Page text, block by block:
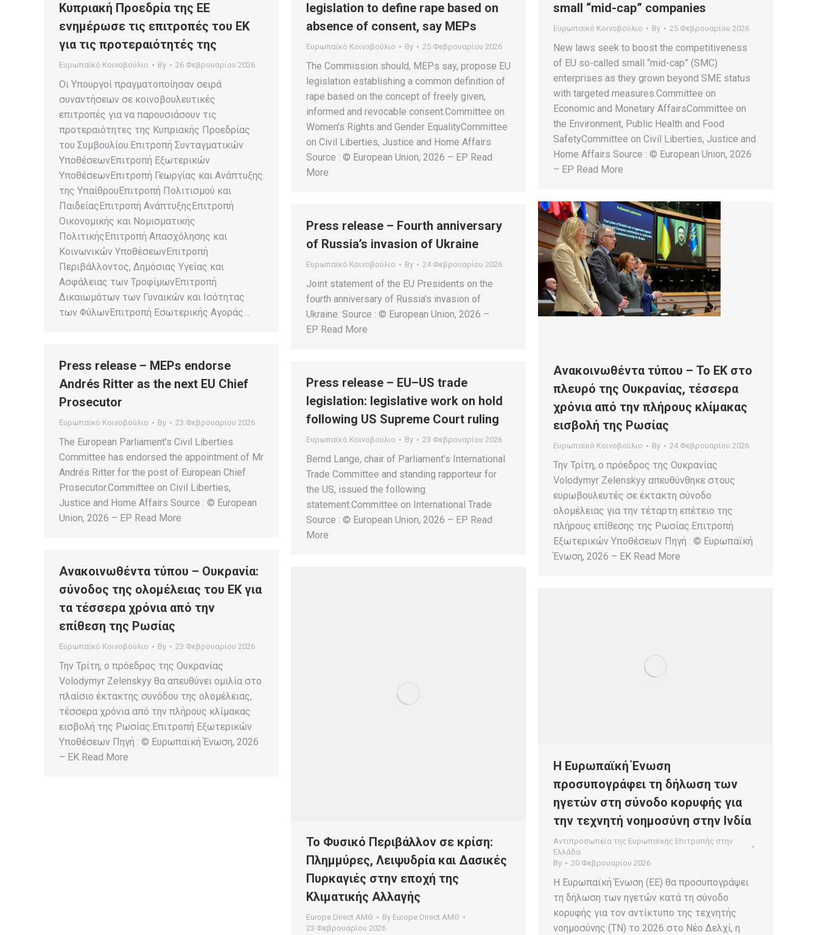
Κυπριακή Προεδρία της ΕΕ
ενημέρωσε τις επιτροπές του ΕΚ
για τις προτεραιότητές της
Ευρωπαϊκό Κοινοβούλιο By 26 Φεβρουαρίου 2026
Οι Υπουργοί πραγματοποίησαν σειρά
συναντήσεων σε κοινοβουλευτικές
επιτροπές για να παρουσιάσουν τις
προτεραιότητες της Κυπριακής Προεδρίας
του Συμβουλίου.Επιτροπή Συνταγματικών
ΥποθέσεωνΕπιτροπή Εξωτερικών
ΥποθέσεωνΕπιτροπή Γεωργίας και Ανάπτυξης
της ΥπαίθρουΕπιτροπή Πολιτισμού και
ΠαιδείαςΕπιτροπή ΑνάπτυξηςΕπιτροπή
Οικονομικής και Νομισματικής
ΠολιτικήςΕπιτροπή Απασχόλησης και
Κοινωνικών ΥποθέσεωνΕπιτροπή
Περιβάλλοντος, Δημόσιας Υγείας και
Ασφάλειας των ΤροφίμωνΕπιτροπή
Δικαιωμάτων των Γυναικών και Ισότητας
των ΦύλωνΕπιτροπή Εσωτερικής Αγοράς…
legislation to define rape based on
absence of consent, say MEPs
Ευρωπαϊκό Κοινοβούλιο By 25 Φεβρουαρίου 2026
The Commission should, MEPs say, propose EU
legislation establishing a common definition of
rape based on the concept of freely given,
informed and revocable consent.Committee on
Women’s Rights and Gender EqualityCommittee
on Civil Liberties, Justice and Home Affairs
Source : © European Union, 2026 – EP Read
More
small “mid-cap” companies
Ευρωπαϊκό Κοινοβούλιο By 25 Φεβρουαρίου 2026
New laws seek to boost the competitiveness
of EU so-called small “mid-cap” (SMC)
enterprises as they grown beyond SME status
with targeted measures.Committee on
Economic and Monetary AffairsCommittee on
the Environment, Public Health and Food
SafetyCommittee on Civil Liberties, Justice and
Home Affairs Source : © European Union, 2026
– EP Read More
Ανακοινωθέντα τύπου – Το ΕΚ στο
πλευρό της Ουκρανίας, τέσσερα
χρόνια από την πλήρους κλίμακας
εισβολή της Ρωσίας
Ευρωπαϊκό Κοινοβούλιο By 24 Φεβρουαρίου 2026
Την Τρίτη, ο πρόεδρος της Ουκρανίας
Volodymyr Zelenskyy απευθύνθηκε στους
ευρωβουλευτές σε έκτακτη σύνοδο
ολομέλειας για την τέταρτη επέτειο της
πλήρους επίθεσης της Ρωσίας.Επιτροπή
Εξωτερικών Υποθέσεων Πηγή : © Ευρωπαϊκή
Ένωση, 2026 – EK Read More
Press release – Fourth anniversary
of Russia’s invasion of Ukraine
Ευρωπαϊκό Κοινοβούλιο By 24 Φεβρουαρίου 2026
Joint statement of the EU Presidents on the
fourth anniversary of Russia’s invasion of
Ukraine. Source : © European Union, 2026 –
EP Read More
Press release – MEPs endorse
Andrés Ritter as the next EU Chief
Prosecutor
Ευρωπαϊκό Κοινοβούλιο By 23 Φεβρουαρίου 2026
The European Parliament’s Civil Liberties
Committee has endorsed the appointment of Mr
Andrés Ritter for the post of European Chief
Prosecutor.Committee on Civil Liberties,
Justice and Home Affairs Source : © European
Union, 2026 – EP Read More
Press release – EU–US trade
legislation: legislative work on hold
following US Supreme Court ruling
Ευρωπαϊκό Κοινοβούλιο By 23 Φεβρουαρίου 2026
Bernd Lange, chair of Parliament’s International
Trade Committee and standing rapporteur for
the US, issued the following
statement.Committee on International Trade
Source : © European Union, 2026 – EP Read
More
Ανακοινωθέντα τύπου – Ουκρανία:
σύνοδος της ολομέλειας του ΕΚ για
τα τέσσερα χρόνια από την
επίθεση της Ρωσίας
Ευρωπαϊκό Κοινοβούλιο By 23 Φεβρουαρίου 2026
Την Τρίτη, ο πρόεδρος της Ουκρανίας
Volodymyr Zelenskyy θα απευθύνει ομιλία στο
πλαίσιο έκτακτης συνόδου της ολομέλειας,
τέσσερα χρόνια από την πλήρους κλίμακας
εισβολή της Ρωσίας.Επιτροπή Εξωτερικών
Υποθέσεων Πηγή : © Ευρωπαϊκή Ένωση, 2026
– EK Read More
Το Φυσικό Περιβάλλον σε κρίση:
Πλημμύρες, Λειψυδρία και Δασικές
Πυρκαγιές στην εποχή της
Κλιματικής Αλλαγής
Europe Direct ΑΜΘ By Europe Direct ΑΜΘ
23 Φεβρουαρίου 2026
Η Ευρωπαϊκή Ένωση
προσυπογράφει τη δήλωση των
ηγετών στη σύνοδο κορυφής για
την τεχνητή νοημοσύνη στην Ινδία
Αντιπροσωπεία της Ευρωπαϊκής Επιτροπής στην
Ελλάδα
By
20 Φεβρουαρίου 2026
Η Ευρωπαϊκή Ένωση (ΕΕ) θα προσυπογράψει
τη δήλωση των ηγετών κατά τη σύνοδο
κορυφής για τον αντίκτυπο της τεχνητής
νοημοσύνης (ΤΝ) το 2026 στο Νέο Δελχί, η